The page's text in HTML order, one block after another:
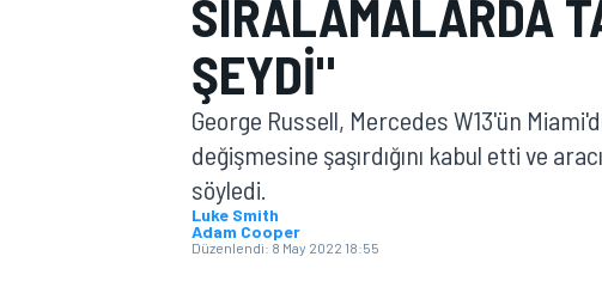
MOTOGP
SIRALAMALARDA
ŞEYDI"
George Russell, Mercedes W13'ün
değişmesine şaşırdığını kabul etti ve
söyledi.
Luke Smith
Adam Cooper
Düzenlendi: 8 May 2022 18:55